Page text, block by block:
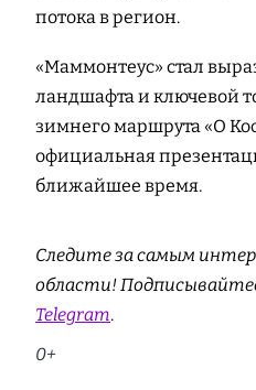
потока в регион.
«Маммонтеус» стал
ландшафта и ключевой
зимнего маршрута «О
официальная
ближайшее время.
Следите за самым
области!
Telegram.
0+